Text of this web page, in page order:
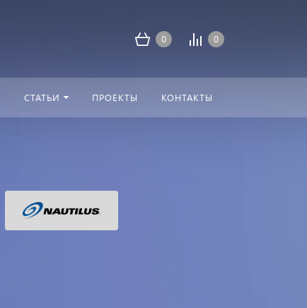
0 0
СТАТЬИ ПРОЕКТЫ КОНТАКТЫ